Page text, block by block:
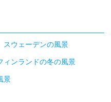
ウェーデンの風景
ンランドの冬の風景
景